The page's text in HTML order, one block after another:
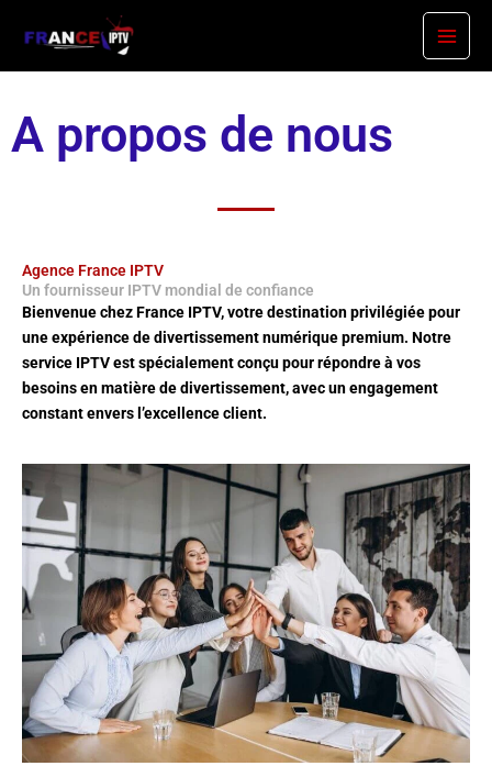
À propos de nous
A propos de nous
Agence France IPTV​
Un fournisseur IPTV mondial de confiance
Bienvenue chezFrance IPTV, votre destination privilégiée pour
une expérience de divertissement numérique premium. Notre
service IPTV est spécialement conçu pour répondre à vos
besoins en matière de divertissement, avec un engagement
constant envers l’excellence client.